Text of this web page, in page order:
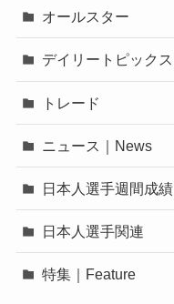
オールスター
デイリートピックス
トレード
ニュース｜News
日本人選手週間成績
日本人選手関連
特集｜Feature